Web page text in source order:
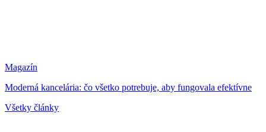
Magazín
Moderná kancelária: čo všetko potrebuje, aby fungovala efektívne
Všetky články